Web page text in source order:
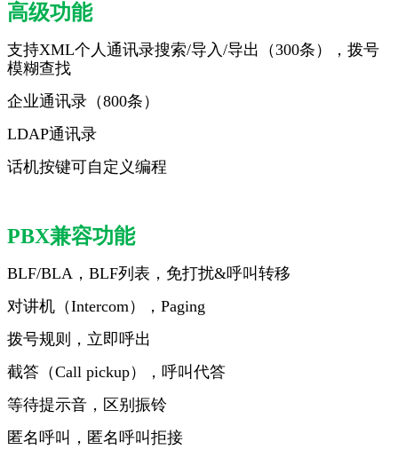
高级功能
支持XML个人通讯录搜索/导入/导出（300条），拨号
模糊查找
企业通讯录（800条）
LDAP通讯录
话机按键可自定义编程
PBX兼容功能
BLF/BLA，BLF列表，免打扰&呼叫转移
对讲机（Intercom），Paging
拨号规则，立即呼出
截答（Call pickup），呼叫代答
等待提示音，区别振铃
匿名呼叫，匿名呼叫拒接